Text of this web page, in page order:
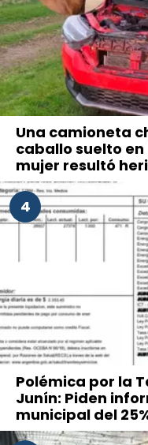
Una camioneta
caballo suelto en
mujer resultó
4
Polémica por la
Junín: Piden
municipal del